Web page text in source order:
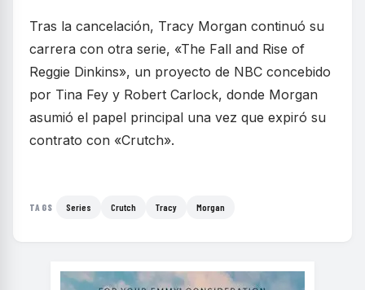
Tras la cancelación, Tracy Morgan continuó su
carrera con otra serie, «The Fall and Rise of
Reggie Dinkins», un proyecto de NBC concebido
por Tina Fey y Robert Carlock, donde Morgan
asumió el papel principal una vez que expiró su
contrato con «Crutch».
TAGS Series Crutch Tracy Morgan